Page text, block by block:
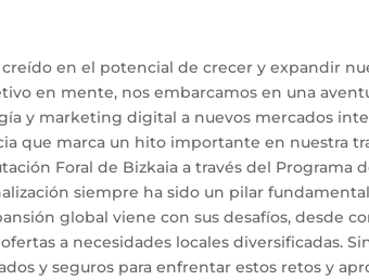
en el potencial de crecer y expandir
en mente, nos embarcamos en una
y marketing digital a nuevos mercados
que marca un hito importante en nuestra
Foral de Bizkaia a través del Programa
siempre ha sido un pilar
global viene con sus desafíos, desde
a necesidades locales diversificadas.
y seguros para enfrentar estos retos y